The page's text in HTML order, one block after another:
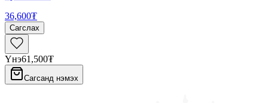
36,600₮
Сагслах
Үнэ61,500₮
Сагсанд нэмэх